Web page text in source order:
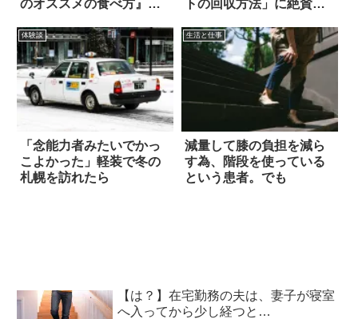
のオススメの食べ方』を
トの回収方法」に絶賛の
体験談
「念能力者みたいでかっ
こよかった」軽装で冬の
札幌を訪れたら
生活と仕事
減量して膝の負担を減ら
す為、階段を使っている
という患者。でも
【は？】在宅勤務の夫は、妻子が寝室
へ入ってから少し経つと…